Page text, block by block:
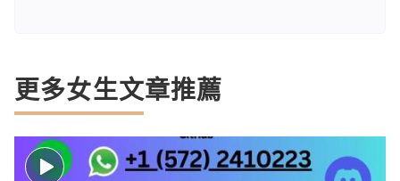
更多女生文章推薦